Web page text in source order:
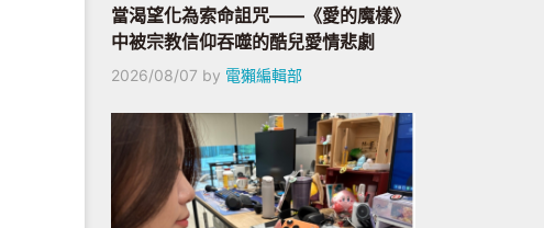
當渴望化為索命詛咒——《愛的魔樣》
中被宗教信仰吞噬的酷兒愛情悲劇
2026/08/07 by 電獺編輯部